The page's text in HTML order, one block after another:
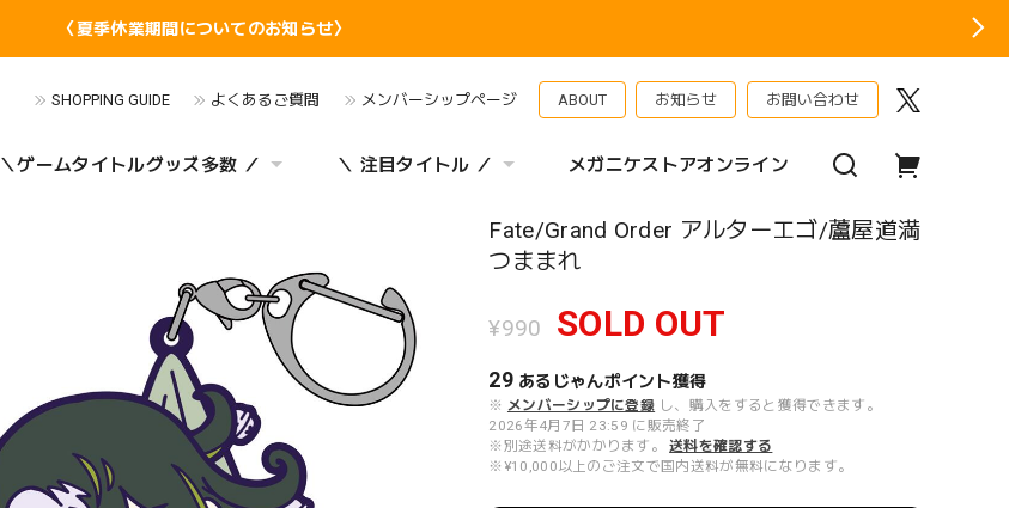
〈夏季休業期間についてのお知らせ〉
SHOPPING GUIDE よくあるご質問 メンバーシップページ ABOUT お知らせ お問い合わせ
＼ゲームタイトルグッズ多数 ／ ＼ 注目タイトル ／ メガニケストアオンライン
Fate/Grand Order アルターエゴ/蘆屋道満
つままれ
¥990 SOLD OUT
29 あるじゃんポイント獲得
※ メンバーシップに登録 し、購入をすると獲得できます。
2026年4月7日 23:59 に販売終了
※別途送料がかかります。
送料を確認する
※¥10,000以上のご注文で国内送料が無料になります。